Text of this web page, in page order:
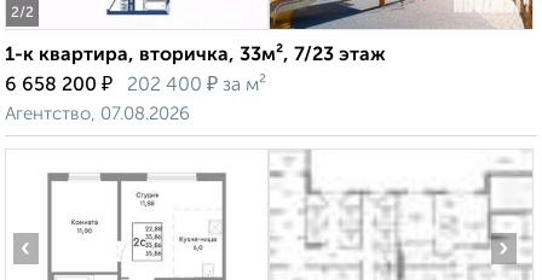
2/2
1-к квартира, вторичка, 33м², 7/23 этаж
6 658 200 ₽ 202 400 ₽ за м²
Агентство, 07.08.2026
‹ ›